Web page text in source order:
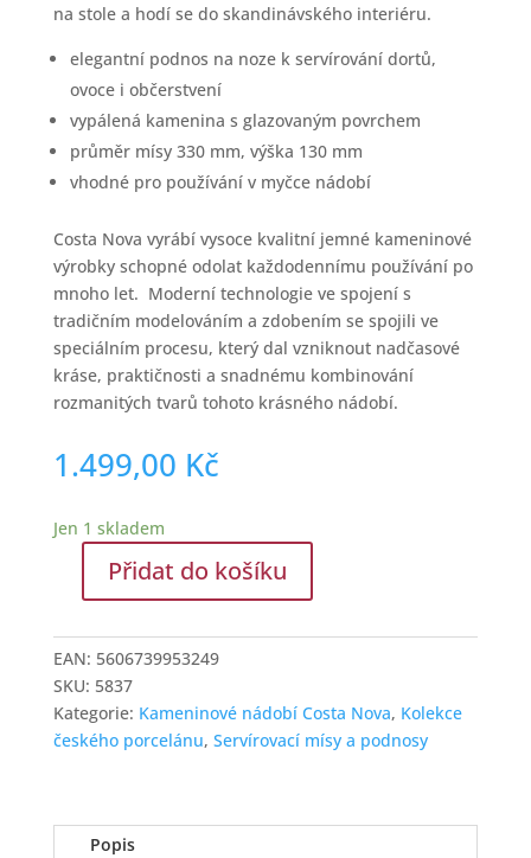
na stole a hodí se do skandinávského interiéru.
elegantní podnos na noze k servírování dortů,
ovoce i občerstvení
vypálená kamenina s glazovaným povrchem
průměr mísy 330 mm, výška 130 mm
vhodné pro používání v myčce nádobí
Costa Nova vyrábí vysoce kvalitní jemné kameninové
výrobky schopné odolat každodennímu používání po
mnoho let. Moderní technologie ve spojení s
tradičním modelováním a zdobením se spojili ve
speciálním procesu, který dal vzniknout nadčasové
kráse, praktičnosti a snadnému kombinování
rozmanitých tvarů tohoto krásného nádobí.
1.499,00 Kč
Jen 1 skladem
Podnos
dort
Costa
Nova
33
cm
Přidat do košíku
EAN: 5606739953249
SKU: 5837
Kategorie: Kameninové nádobí Costa Nova, Kolekce
českého porcelánu, Servírovací mísy a podnosy
Popis